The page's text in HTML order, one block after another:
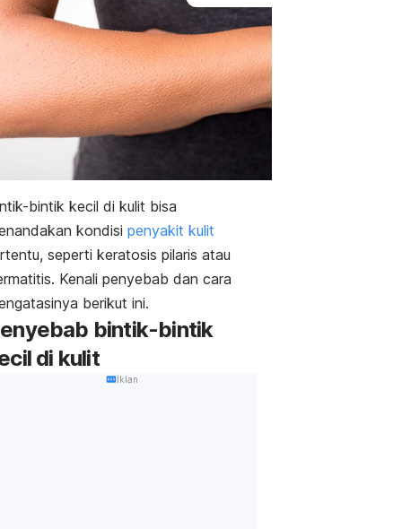
bintik kecil di kulit bisa
kondisi penyakit kulit
seperti keratosis pilaris atau
Kenali penyebab dan cara
berikut ini.
bintik-bintik
di kulit
Iklan